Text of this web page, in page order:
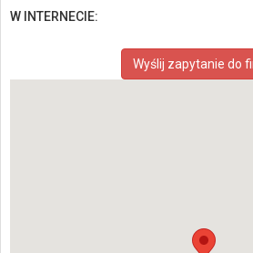
W INTERNECIE:
Wyślij zapytanie do